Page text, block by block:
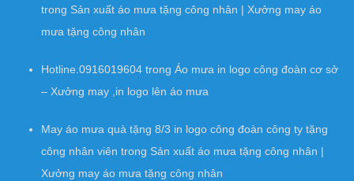
trong Sản xuất áo mưa tặng công nhân | Xưởng may áo
mưa tặng công nhân
Hotline.0916019604 trong Áo mưa in logo công đoàn cơ sở
– Xưởng may ,in logo lên áo mưa
May áo mưa quà tặng 8/3 in logo công đoàn công ty tặng
công nhân viên trong Sản xuất áo mưa tặng công nhân |
Xưởng may áo mưa tặng công nhân